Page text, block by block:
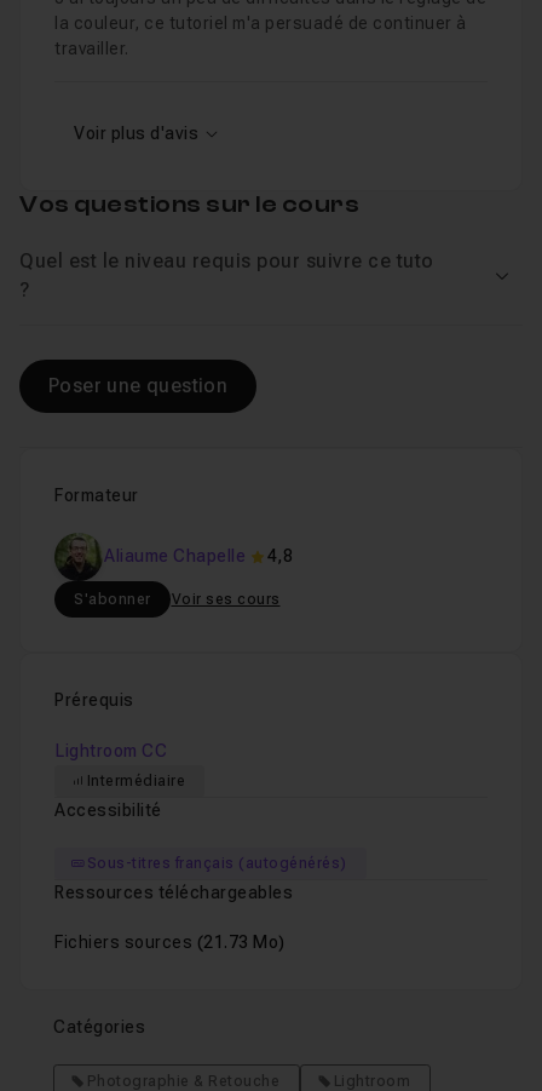
la couleur, ce tutoriel m'a persuadé de continuer à
travailler.
Voir plus d'avis
Formateur
Aliaume Chapelle 4,8
S'abonner Voir ses cours
Prérequis
Lightroom CC
Intermédiaire
Accessibilité
Sous-titres français (autogénérés)
Ressources téléchargeables
Fichiers sources (21.73 Mo)
Catégories
Photographie & Retouche
Lightroom
Vos questions sur le cours
Quel est le niveau requis pour suivre ce tuto
?
Poser une question